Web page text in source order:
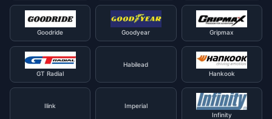
Goodride Goodyear Gripmax
GT Radial
Habilead
Hankook
Ilink
Imperial
Infinity